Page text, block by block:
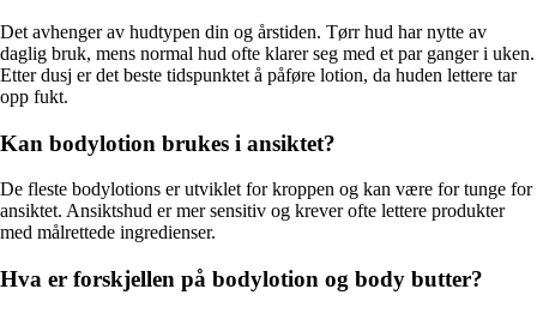
Det avhenger av hudtypen din og årstiden. Tørr hud har nytte av
daglig bruk, mens normal hud ofte klarer seg med et par ganger i uken.
Etter dusj er det beste tidspunktet å påføre lotion, da huden lettere tar
opp fukt.
Kan bodylotion brukes i ansiktet?
De fleste bodylotions er utviklet for kroppen og kan være for tunge for
ansiktet. Ansiktshud er mer sensitiv og krever ofte lettere produkter
med målrettede ingredienser.
Hva er forskjellen på bodylotion og body butter?